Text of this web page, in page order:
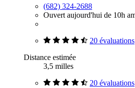
(682) 324-2688
Ouvert aujourd'hui de 10h
20 évaluations
Distance estimée
3,5 milles
20 évaluations